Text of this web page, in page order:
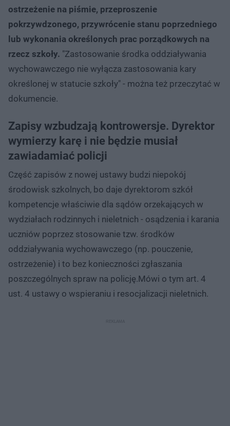
ostrzeżenie na piśmie, przeproszenie
pokrzywdzonego, przywrócenie stanu poprzedniego
lub wykonania określonych prac porządkowych na
rzecz szkoły. "Zastosowanie środka oddziaływania
wychowawczego nie wyłącza zastosowania kary
określonej w statucie szkoły" - można też przeczytać w
dokumencie.
Zapisy wzbudzają kontrowersje. Dyrektor
wymierzy karę i nie będzie musiał
zawiadamiać policji
Część zapisów z nowej ustawy budzi niepokój
środowisk szkolnych, bo daje dyrektorom szkół
kompetencje właściwie dla sądów orzekających w
wydziałach rodzinnych i nieletnich - osądzenia i karania
uczniów poprzez stosowanie tzw. środków
oddziaływania wychowawczego (np. pouczenie,
ostrzeżenie) i to bez konieczności zgłaszania
poszczególnych spraw na policję.Mówi o tym art. 4
ust. 4 ustawy o wspieraniu i resocjalizacji nieletnich.